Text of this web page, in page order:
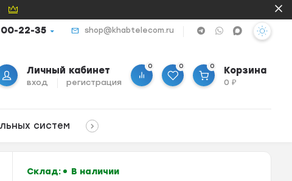
22-35 shop@khabtelecom.ru
Личный кабинет
вход регистрация
0 0 0 Корзина
0₽
систем
Склад: В наличии